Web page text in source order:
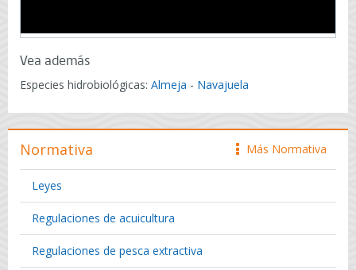
Vea además
Especies hidrobiológicas: Almeja - Navajuela
icono
Más Normativa
Normativa
Leyes
Regulaciones de acuicultura
Regulaciones de pesca extractiva